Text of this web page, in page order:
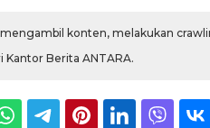
konten, melakukan
Kantor Berita ANTARA.